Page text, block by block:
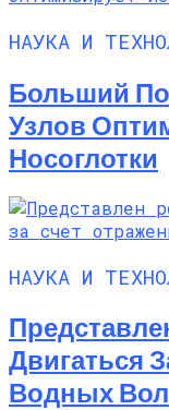
НАУКА И
Больший
Узлов
Носоглотки
НАУКА И
Двигаться
Водных